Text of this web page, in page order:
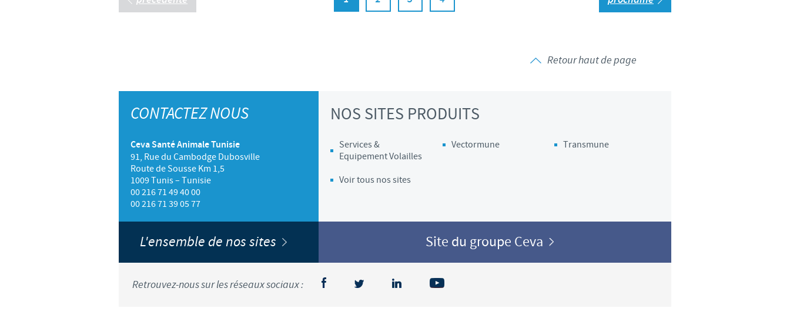
Retour haut de page
CONTACTEZ NOUS
Ceva Santé Animale Tunisie
91, Rue du Cambodge Dubosville
Route de Sousse Km 1,5
1009 Tunis – Tunisie
00 216 71 49 40 00
00 216 71 39 05 77
NOS SITES PRODUITS
Services &
Equipement Volailles
Vectormune Transmune
Voir tous nos sites
L'ensemble de nos sites Site du groupe Ceva
Retrouvez-nous sur les réseaux sociaux :